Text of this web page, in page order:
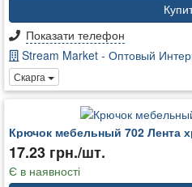
Показати телефон
Stream Market - Оптовый
Скарга
Крючок мебельный 702 Лента
17.23 грн./шт.
Є в наявності